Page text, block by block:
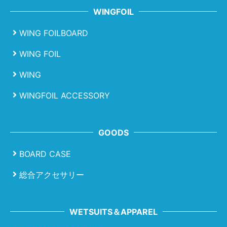
WINGFOIL
WING FOILBOARD
WING FOIL
WING
WINGFOIL ACCESSORY
GOODS
BOARD CASE
総合アクセサリー
WETSUITS＆APPAREL